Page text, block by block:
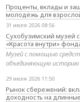
Проценты, вклады и
молодёжь для
31 июля 2026 08:56
Сухобузимский музей
«Красота внутри»
Музей с помощью
объединяющую историю
29 июля 2026 11:50
Рынок сбережений:
доходность на